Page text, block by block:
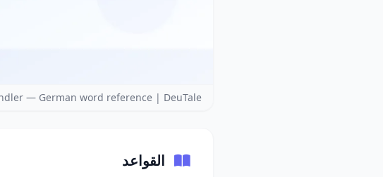
— German word reference | DeuTale
القواعد